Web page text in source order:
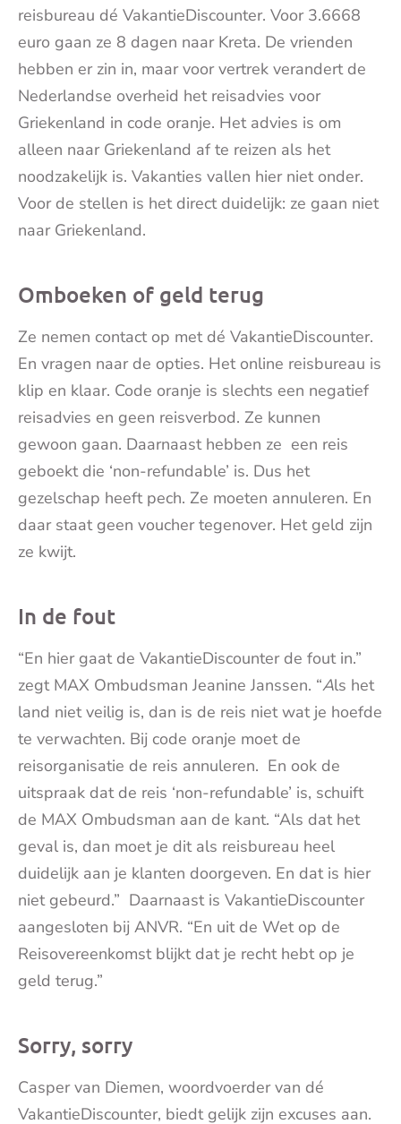
reisbureau dé VakantieDiscounter. Voor 3.6668
euro gaan ze 8 dagen naar Kreta. De vrienden
hebben er zin in, maar voor vertrek verandert de
Nederlandse overheid het reisadvies voor
Griekenland in code oranje. Het advies is om
alleen naar Griekenland af te reizen als het
noodzakelijk is. Vakanties vallen hier niet onder.
Voor de stellen is het direct duidelijk: ze gaan niet
naar Griekenland.
Omboeken of geld terug
Ze nemen contact op met dé VakantieDiscounter.
En vragen naar de opties. Het online reisbureau is
klip en klaar. Code oranje is slechts een negatief
reisadvies en geen reisverbod. Ze kunnen
gewoon gaan. Daarnaast hebben ze een reis
geboekt die ‘non-refundable’ is. Dus het
gezelschap heeft pech. Ze moeten annuleren. En
daar staat geen voucher tegenover. Het geld zijn
ze kwijt.
In de fout
“En hier gaat de VakantieDiscounter de fout in.”
zegt MAX Ombudsman Jeanine Janssen. “Als het
land niet veilig is, dan is de reis niet wat je hoefde
te verwachten. Bij code oranje moet de
reisorganisatie de reis annuleren. En ook de
uitspraak dat de reis ‘non-refundable’ is, schuift
de MAX Ombudsman aan de kant. “Als dat het
geval is, dan moet je dit als reisbureau heel
duidelijk aan je klanten doorgeven. En dat is hier
niet gebeurd.” Daarnaast is VakantieDiscounter
aangesloten bij ANVR. “En uit de Wet op de
Reisovereenkomst blijkt dat je recht hebt op je
geld terug.”
Sorry, sorry
Casper van Diemen, woordvoerder van dé
VakantieDiscounter, biedt gelijk zijn excuses aan.